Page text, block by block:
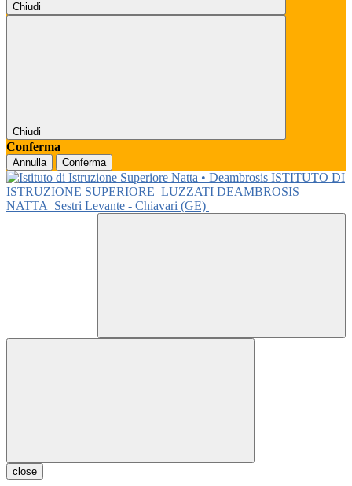
Chiudi
Chiudi
Conferma
Annulla Conferma
ISTITUTO DI
ISTRUZIONE SUPERIORE LUZZATI DEAMBROSIS
NATTA
Sestri Levante - Chiavari (GE)
close